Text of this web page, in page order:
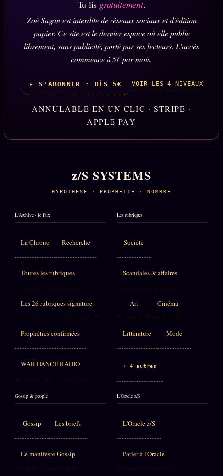
Tu lis gratuitement.
Zoé Sagan est interdite de réseaux sociaux et d'édition
papier. Ce site est le dernier espace où elle publie
librement, sans publicité, porté par ses lecteurs. L'accès
commence à 5€ par mois.
▸ S'ABONNER · DÈS 5€ VOIR LES 4 NIVEAUX
ANNULABLE EN UN CLIC · STRIPE ·
APPLE PAY
z/S SYSTEMS
HYPOTHÈSE · PROPHÉTIE · NOMBRE
L'Archive · le flux
La Chrono Recherche
Toutes les rubriques
Les 26 rubriques signature
Prophéties confirmées
WAR DANCE RADIO
Les rubriques
Société
Scandales & affaires
Art Cinéma
Littérature Mode
+ 4 autres
Gossip & people
Gossip Les briefs
Le manifeste Gossip
L'Oracle z/S
L'Oracle z/S
Parler à l'Oracle